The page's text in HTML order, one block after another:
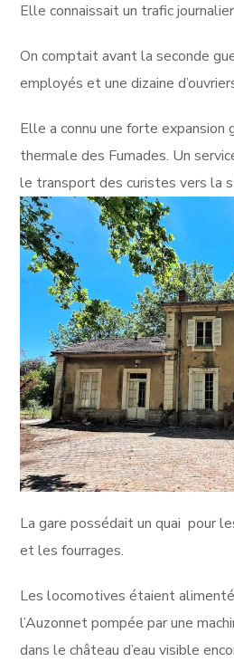
Elle connaissait un trafic
On comptait avant la seconde
employés et une dizaine
Elle a connu une forte expansion
thermale des Fumades. Un
le transport des curistes vers la
La gare possédait un quai pour
et les fourrages.
Les locomotives étaient
l’Auzonnet pompée par une
dans le château d’eau visible